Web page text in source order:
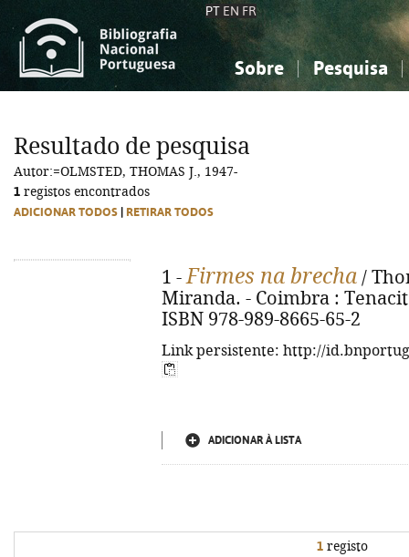
PT EN FR
Sobre Pesquisa
Ciências sociais...
Ciências sociais...
Resultado de pesquisa
Autor:=OLMSTED, THOMAS J., 1947-
1 registos encontrados
ADICIONAR TODOS RETIRAR TODOS
1 -Firmes na brecha /
Miranda. - Coimbra :
ISBN 978-989-8665-65-2
Link persistente: http://
ADICIONAR À LISTA
1 registo